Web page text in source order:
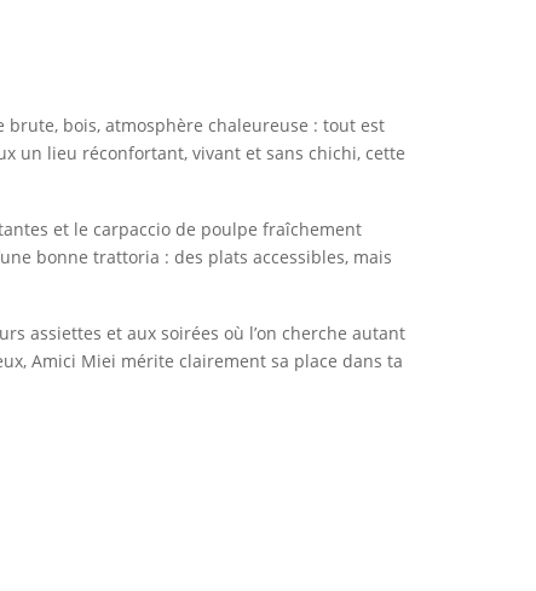
bois, atmosphère chaleureuse : tout est
un lieu réconfortant, vivant et sans chichi, cette
et le carpaccio de poulpe fraîchement
bonne trattoria : des plats accessibles, mais
assiettes et aux soirées où l’on cherche autant
Amici Miei mérite clairement sa place dans ta